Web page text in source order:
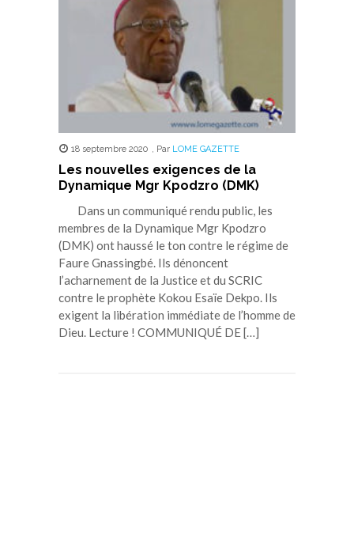
18 septembre 2020 , Par LOME GAZETTE
Les nouvelles exigences de la
Dynamique Mgr Kpodzro (DMK)
Dans un communiqué rendu public, les
membres de la Dynamique Mgr Kpodzro
(DMK) ont haussé le ton contre le régime de
Faure Gnassingbé. Ils dénoncent
l’acharnement de la Justice et du SCRIC
contre le prophète Kokou Esaïe Dekpo. Ils
exigent la libération immédiate de l’homme de
Dieu. Lecture ! COMMUNIQUÉ DE […]